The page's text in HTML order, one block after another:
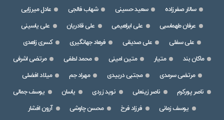
سالار صفرزاده
سعید حسینی شهاب فالجی
عادل میرزایی
عرفان طهماسبی
علی ابراهیمی علی قادریان
علی یاسینی
علی سفلی
علی صدیقی فرهاد جهانگیری
کسری زاهدی
ماکان بند
متیار متین امینی محمد لطفی
مرتضی اشرفی
مرتضی سرمدی
مجتبی دربیدی مهراد جم
میلاد افضلی
ناصر پورکرم
ناصر زینعلی نوید زردی یاسان
یوسف جمالی
یوسف زمانی
فرزاد فرخ محسن چاوشی
آرون افشار